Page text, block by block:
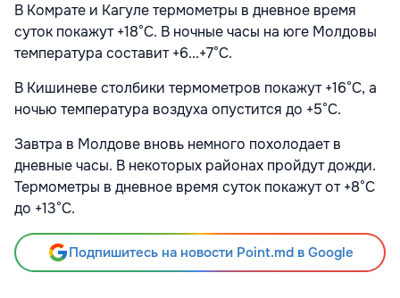
В Комрате и Кагуле термометры в дневное время
суток покажут +18°С. В ночные часы на юге Молдовы
температура составит +6...+7°С.
В Кишиневе столбики термометров покажут +16°С, а
ночью температура воздуха опустится до +5°С.
Завтра в Молдове вновь немного похолодает в
дневные часы. В некоторых районах пройдут дожди.
Термометры в дневное время суток покажут от +8°С
до +13°С.
Подпишитесь на новости Point.md в Google